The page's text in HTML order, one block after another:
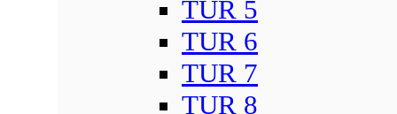
TUR 5
TUR 6
TUR 7
TUR 8